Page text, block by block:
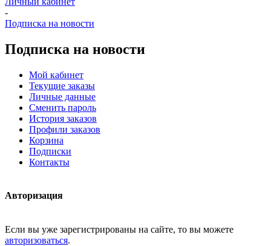
-
Подписка на новости
Подписка на новости
Мой кабинет
Текущие заказы
Личные данные
Сменить пароль
История заказов
Профили заказов
Корзина
Подписки
Контакты
Авторизация
Если вы уже зарегистрированы на сайте, то вы можете
авторизоваться.